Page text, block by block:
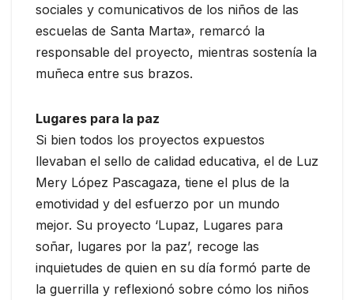
sociales y comunicativos de los niños de las
escuelas de Santa Marta», remarcó la
responsable del proyecto, mientras sostenía la
muñeca entre sus brazos.
Lugares para la paz
Si bien todos los proyectos expuestos
llevaban el sello de calidad educativa, el de Luz
Mery López Pascagaza, tiene el plus de la
emotividad y del esfuerzo por un mundo
mejor. Su proyecto ‘Lupaz, Lugares para
soñar, lugares por la paz’, recoge las
inquietudes de quien en su día formó parte de
la guerrilla y reflexionó sobre cómo los niños